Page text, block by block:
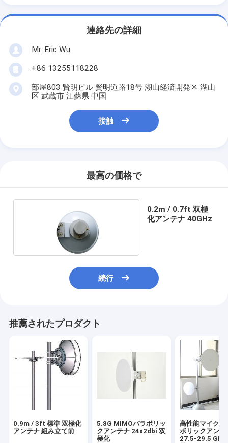
連絡先の詳細
Mr. Eric Wu
+86 13255118228
部屋803 賢明ビル 賢明道路18号 湖山経済開発区 湖山
区 武蔵市 江蘇県 中国
接触
最高の価格で
0.2m / 0.7ft 双極
化アンテナ 40GHz
続行
推薦されたプロダクト
0.9m / 3ft 標準 双極化
アンテナ 組み立て前
5.8G MIMOパラボリッ
クアンテナ 24x2dbi 双
極化
高性能マイクロ
ボリックアンテ
27.5-29.5 GHz